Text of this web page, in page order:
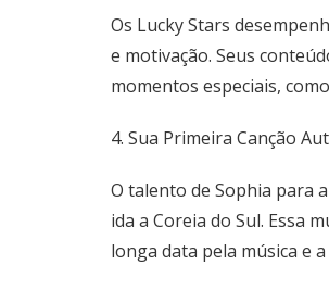
Os Lucky Stars
e motivação. Seus
momentos especiais,
4. Sua Primeira Canção
O talento de Sophia para
ida a Coreia do Sul. Essa
longa data pela música e